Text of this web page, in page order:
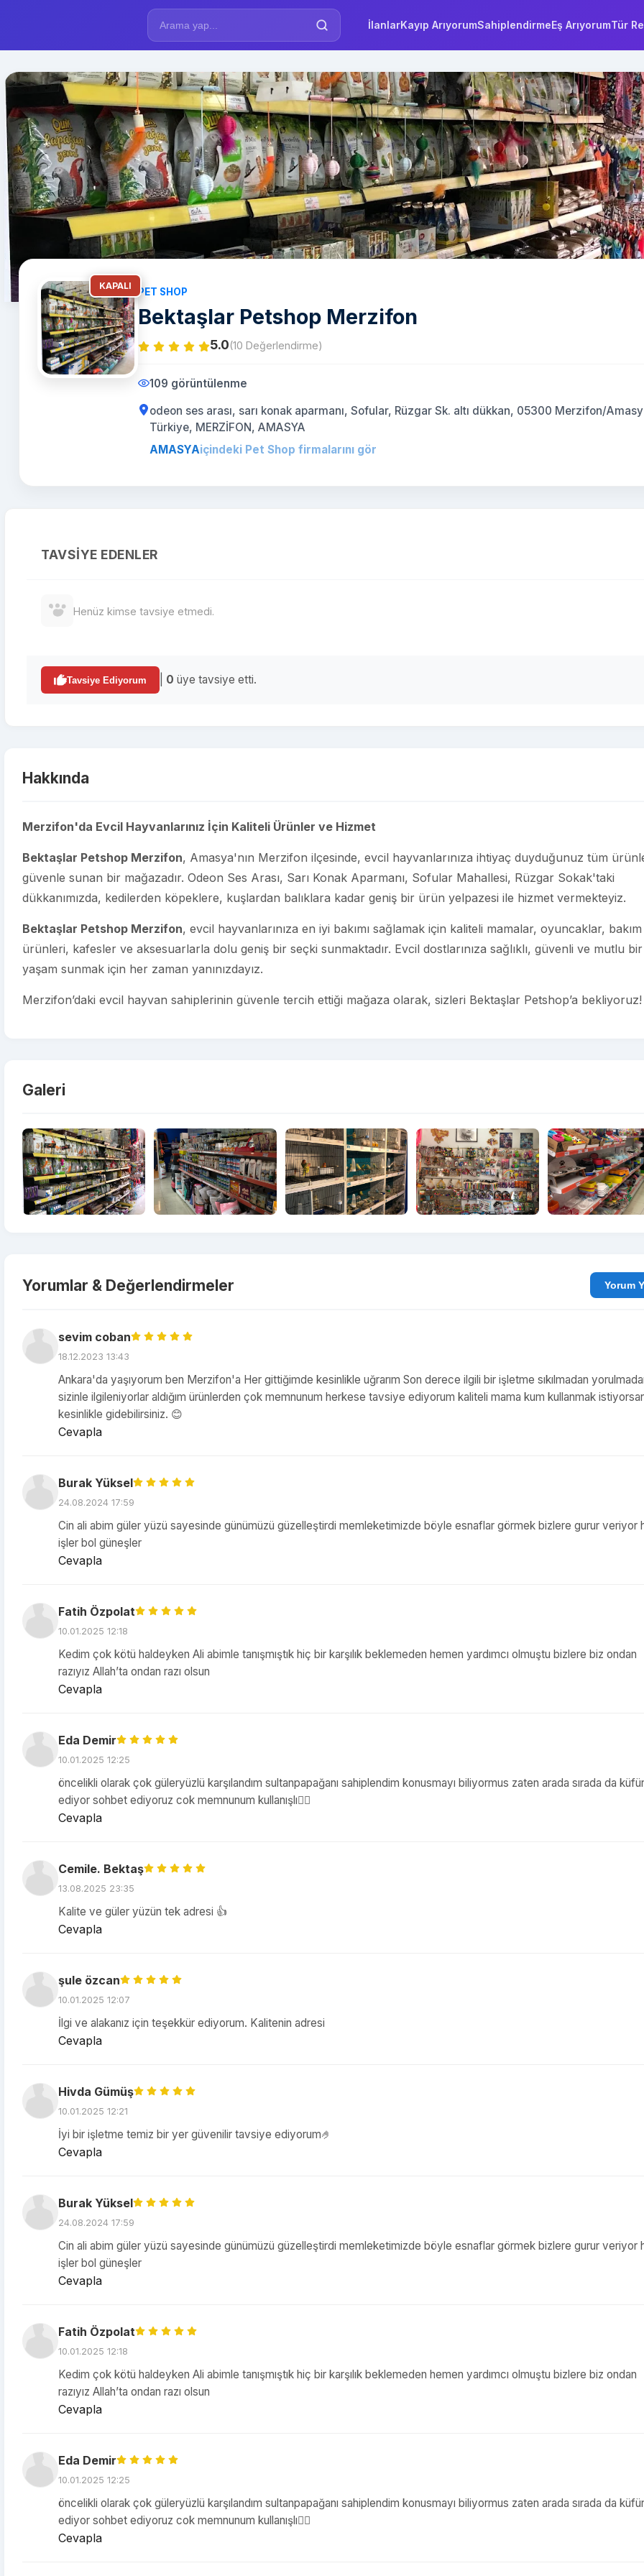
İlanlarKayıp ArıyorumSahiplendirmeEş ArıyorumTür
KAPALI
PET SHOP
Bektaşlar Petshop Merzifon
5.0(10 Değerlendirme)
109 görüntülenme
odeon ses arası, sarı konak aparmanı, Sofular, Rüzgar Sk. altı dükkan, 05300 Merzifon/
Türkiye, MERZİFON, AMASYA
AMASYAiçindeki Pet Shop firmalarını gör
TAVSIYE EDENLER
Henüz kimse tavsiye etmedi.
Tavsiye Ediyorum 0 üye tavsiye etti.
Hakkında
Merzifon'da Evcil Hayvanlarınız İçin Kaliteli Ürünler ve Hizmet
Bektaşlar Petshop Merzifon, Amasya'nın Merzifon ilçesinde, evcil hayvanlarınıza ihtiyaç duyduğunuz tüm
güvenle sunan bir mağazadır. Odeon Ses Arası, Sarı Konak Aparmanı, Sofular Mahallesi, Rüzgar Sokak'taki
dükkanımızda, kedilerden köpeklere, kuşlardan balıklara kadar geniş bir ürün yelpazesi ile hizmet vermekteyiz.
Bektaşlar Petshop Merzifon, evcil hayvanlarınıza en iyi bakımı sağlamak için kaliteli mamalar, oyuncaklar, bakım
ürünleri, kafesler ve aksesuarlarla dolu geniş bir seçki sunmaktadır. Evcil dostlarınıza sağlıklı, güvenli ve mutlu bir
yaşam sunmak için her zaman yanınızdayız.
Merzifon’daki evcil hayvan sahiplerinin güvenle tercih ettiği mağaza olarak, sizleri Bektaşlar Petshop’a bekliyoruz!
Galeri
Yorumlar & Değerlendirmeler
sevim coban
18.12.2023 13:43
Ankara'da yaşıyorum ben Merzifon'a Her gittiğimde kesinlikle uğrarım Son derece ilgili bir işletme sıkılmadan
sizinle ilgileniyorlar aldığım ürünlerden çok memnunum herkese tavsiye ediyorum kaliteli mama kum kullanmak
kesinlikle gidebilirsiniz. 😊
Cevapla
Burak Yüksel
24.08.2024 17:59
Cin ali abim güler yüzü sayesinde günümüzü güzelleştirdi memleketimizde böyle esnaflar görmek bizlere gurur veriyor
işler bol güneşler
Cevapla
Fatih Özpolat
10.01.2025 12:18
Kedim çok kötü haldeyken Ali abimle tanışmıştık hiç bir karşılık beklemeden hemen yardımcı olmuştu bizlere biz ondan
razıyız Allah’ta ondan razı olsun
Cevapla
Eda Demir
10.01.2025 12:25
öncelikli olarak çok güleryüzlü karşılandım sultanpapağanı sahiplendim konusmayı biliyormus zaten arada sırada da küfür
ediyor sohbet ediyoruz cok memnunum kullanışlı👍🏻
Cevapla
Cemile. Bektaş
13.08.2025 23:35
Kalite ve güler yüzün tek adresi 👍
Cevapla
şule özcan
10.01.2025 12:07
İlgi ve alakanız için teşekkür ediyorum. Kalitenin adresi
Cevapla
Hivda Gümüş
10.01.2025 12:21
İyi bir işletme temiz bir yer güvenilir tavsiye ediyorum🤌
Cevapla
Burak Yüksel
24.08.2024 17:59
Cin ali abim güler yüzü sayesinde günümüzü güzelleştirdi memleketimizde böyle esnaflar görmek bizlere gurur veriyor
işler bol güneşler
Cevapla
Fatih Özpolat
10.01.2025 12:18
Kedim çok kötü haldeyken Ali abimle tanışmıştık hiç bir karşılık beklemeden hemen yardımcı olmuştu bizlere biz ondan
razıyız Allah’ta ondan razı olsun
Cevapla
Eda Demir
10.01.2025 12:25
öncelikli olarak çok güleryüzlü karşılandım sultanpapağanı sahiplendim konusmayı biliyormus zaten arada sırada da küfür
ediyor sohbet ediyoruz cok memnunum kullanışlı👍🏻
Cevapla